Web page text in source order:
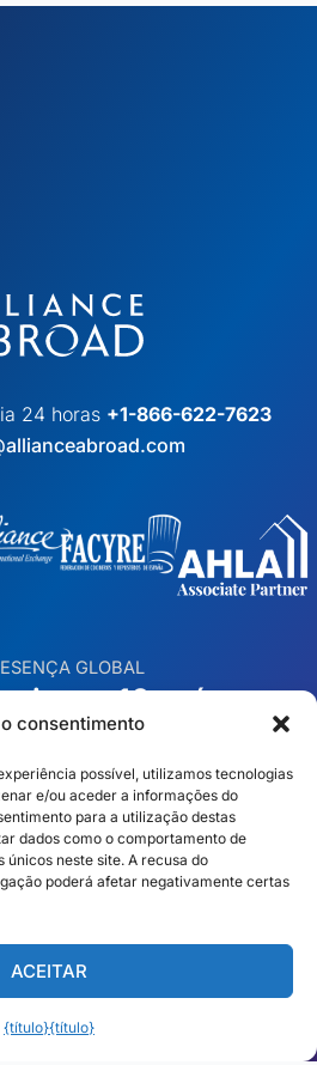
consentimento
possível, utilizamos tecnologias
e/ou aceder a informações do
para a utilização destas
dados como o comportamento de
neste site. A recusa do
poderá afetar negativamente certas
ACEITAR
{título}{título}
24 horas +1-866-622-7623
GLOBAL
em 10 países
Irlanda
Polónia
Austrália
a sua equipa local →